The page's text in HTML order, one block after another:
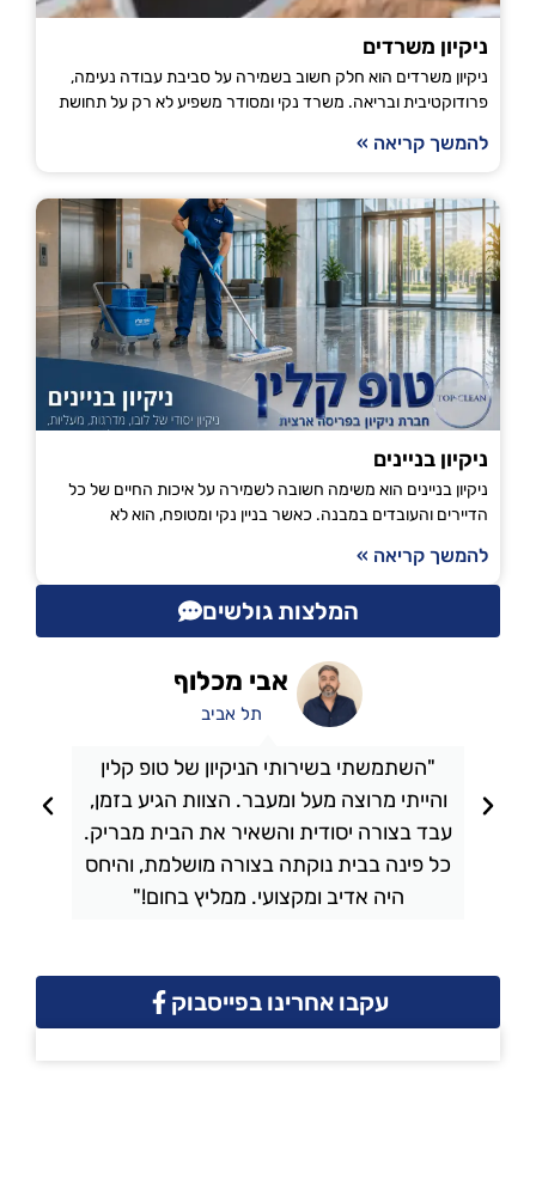
ניקיון משרדים
ניקיון משרדים הוא חלק חשוב בשמירה על סביבת עבודה נעימה,
פרודוקטיבית ובריאה. משרד נקי ומסודר משפיע לא רק על תחושת
להמשך קריאה »
ניקיון בניינים
ניקיון בניינים הוא משימה חשובה לשמירה על איכות החיים של כל
הדיירים והעובדים במבנה. כאשר בניין נקי ומטופח, הוא לא
להמשך קריאה »
המלצות גולשים
"השתמשתי בשירותי הניקיון של טופ קלין
והייתי מרוצה מעל ומעבר. הצוות הגיע בזמן,
עבד בצורה יסודית והשאיר את הבית מבריק.
כל פינה בבית נוקתה בצורה מושלמת, והיחס
היה אדיב ומקצועי. ממליץ בחום!"
אבי מכלוף
תל אביב
עקבו אחרינו בפייסבוק